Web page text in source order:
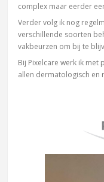
complex maar eerder
Verder volg ik nog
verschillende soorten
vakbeurzen om bij te
Bij Pixelcare werk ik
allen dermatologisch en